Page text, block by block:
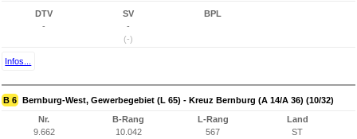
DTV
-
SV
-
(-)
BPL
Infos...
B 6 Bernburg-West, Gewerbegebiet (L 65) - Kreuz Bernburg (A 14/A 36) (10/32)
Nr.
9.662
B-Rang
10.042
L-Rang
567
Land
ST